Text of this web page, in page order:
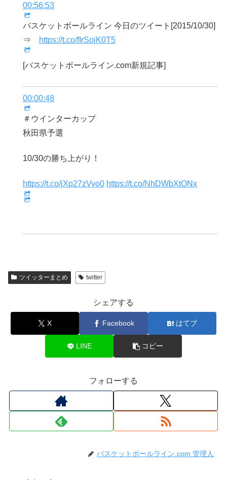
00:56:53
バスケットボールライン 今日のツイート[2015/10/30]
⇒
https://t.co/fIrSojK0T5
[バスケットボールライン.com新規記事]
00:00:48
＃ウインターカップ
秋田県予選
10/30の勝ち上がり！
https://t.co/jXp27zVyo0 https://t.co/NhDWbXtONx
ツイッターまとめ twitter
シェアする
X Facebook はてブ
LINE コピー
フォローする
バスケットボールライン.com 管理人